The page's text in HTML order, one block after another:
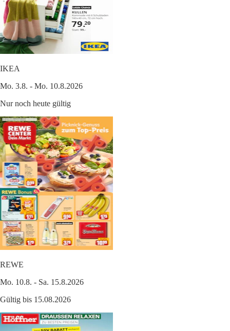
IKEA
Mo. 3.8. - Mo. 10.8.2026
Nur noch heute gültig
REWE
Mo. 10.8. - Sa. 15.8.2026
Gültig bis 15.08.2026